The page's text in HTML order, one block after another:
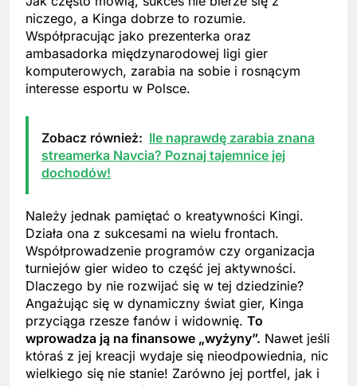
niczego, a Kinga dobrze to rozumie.
Współpracując jako prezenterka oraz
ambasadorka międzynarodowej ligi gier
komputerowych, zarabia na sobie i rosnącym
interesse esportu w Polsce.
Zobacz również: Ile naprawdę zarabia znana
streamerka Navcia? Poznaj tajemnice jej
dochodów!
Należy jednak pamiętać o kreatywności Kingi.
Działa ona z sukcesami na wielu frontach.
Współprowadzenie programów czy organizacja
turniejów gier wideo to część jej aktywności.
Dlaczego by nie rozwijać się w tej dziedzinie?
Angażując się w dynamiczny świat gier, Kinga
przyciąga rzesze fanów i widownię. To
wprowadza ją na finansowe „wyżyny”. Nawet jeśli
któraś z jej kreacji wydaje się nieodpowiednia, nic
wielkiego się nie stanie! Zarówno jej portfel, jak i